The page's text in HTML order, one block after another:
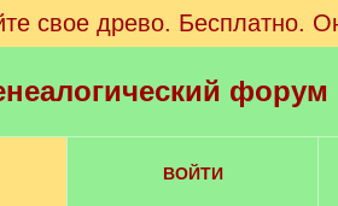
свое древо. Бесплатно.
ВОЙТИ